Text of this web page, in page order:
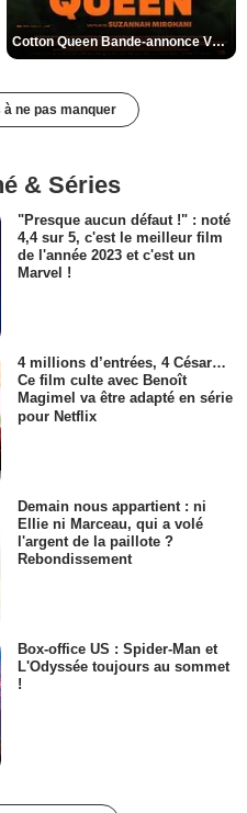
Cotton Queen Bande-annonce VO STFR
ne pas manquer
& Séries
"Presque aucun défaut !" : noté
4,4 sur 5, c'est le meilleur film
de l'année 2023 et c'est un
Marvel !
4 millions d’entrées, 4 César…
Ce film culte avec Benoît
Magimel va être adapté en série
pour Netflix
Demain nous appartient : ni
Ellie ni Marceau, qui a volé
l'argent de la paillote ?
Rebondissement
Box-office US : Spider-Man et
L'Odyssée toujours au sommet
!